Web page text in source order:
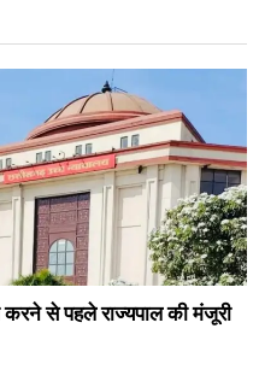
करने से पहले राज्यपाल की मंजूरी